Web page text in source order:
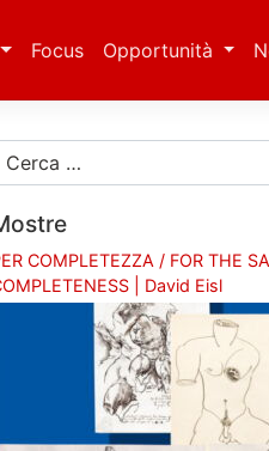
Focus Opportunità
COMPLETEZZA / FOR THE
| David Eisl